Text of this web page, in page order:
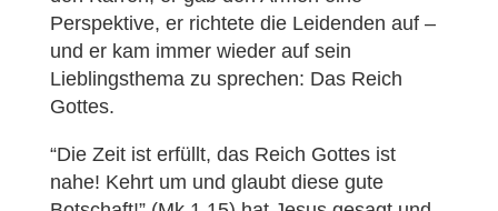
Perspektive, er richtete die Leidenden auf –
und er kam immer wieder auf sein
Lieblingsthema zu sprechen: Das Reich
Gottes.
“Die Zeit ist erfüllt, das Reich Gottes ist
nahe! Kehrt um und glaubt diese gute